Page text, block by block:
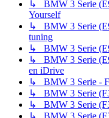
↳ BMW 3 Serie
Yourself
↳ BMW 3 Serie
tuning
↳ BMW 3 Serie
↳ BMW 3 Serie
en iDrive
↳ BMW 3 Serie -
↳ BMW 3 Serie
↳ BMW 3 Serie
↳ BMW 3 Serie